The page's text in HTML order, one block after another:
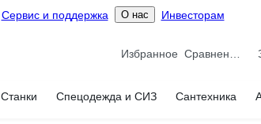
Сервис и поддержка О нас Инвесторам
Избранное
Станки Спецодежда и СИЗ Сантехника